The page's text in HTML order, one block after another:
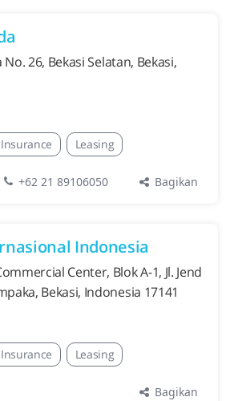
No. 26, Bekasi Selatan, Bekasi,
Insurance Leasing
+62 21 89106050 Bagikan
Indonesia
Center, Blok A-1, Jl. Jend
Bekasi, Indonesia 17141
Insurance Leasing
Bagikan